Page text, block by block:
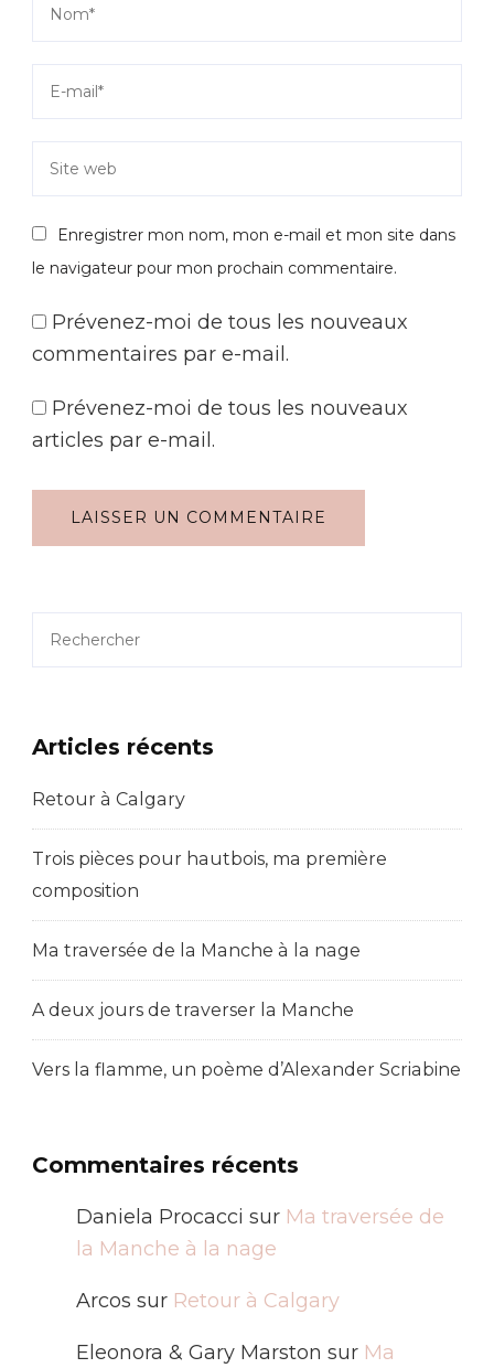
Enregistrer mon nom, mon e-mail et mon site dans
le navigateur pour mon prochain commentaire.
Prévenez-moi de tous les nouveaux
commentaires par e-mail.
Prévenez-moi de tous les nouveaux
articles par e-mail.
Articles récents
Retour à Calgary
Trois pièces pour hautbois, ma première
composition
Ma traversée de la Manche à la nage
A deux jours de traverser la Manche
Vers la flamme, un poème d’Alexander Scriabine
Commentaires récents
Daniela Procacci sur Ma traversée de
la Manche à la nage
Arcos sur Retour à Calgary
Eleonora & Gary Marston sur Ma